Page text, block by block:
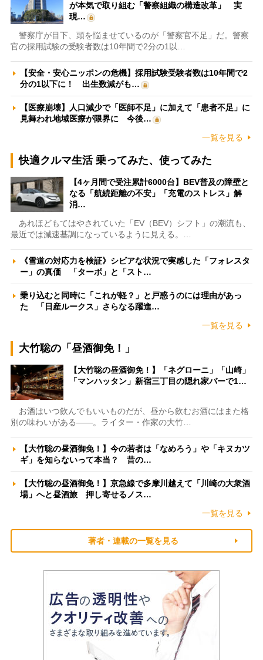
が本気で取り組む「警察組織の構造改革」 実
現…
警察庁が目下、頭を悩ませているのが「警察官不足」だ。警察
官の採用試験の受験者数は10年間で2分の1以…
【安全・安心ニッポンの危機】採用試験受験者数は10年間で2
分の1以下に！ 出生数減がも…
【医療崩壊】人口減少で「医師不足」に加えて「患者不足」に
見舞われ地域医療が限界に 今後…
一覧を見る
快適クルマ生活 乗ってみた、使ってみた
【4ヶ月間で受注累計6000台】BEV普及の障壁と
なる「航続距離の不安」「充電のストレス」解
消…
あれほどもてはやされていた「EV（BEV）シフト」の潮流も、
最近では減速基調になっているように見える。…
《雪道の対応力を検証》シビアな状況で実感した「フォレスタ
ー」の真価 「ターボ」と「スト…
乗り込むと同時に「これが軽？」と戸惑うのには理由があっ
た 「日産ルークス」さらなる躍進…
一覧を見る
大竹聡の「昼酒御免！」
【大竹聡の昼酒御免！】「ネグローニ」「山崎」
「マンハッタン」新宿三丁目の隠れ家バーで1…
お酒はいつ飲んでもいいものだが、昼から飲むお酒にはまた格
別の味わいがある――。ライター・作家の大竹…
【大竹聡の昼酒御免！】今の若者は「なめろう」や「キヌカツ
ギ」を知らないって本当？ 昔の…
【大竹聡の昼酒御免！】京急線で多摩川越えて「川崎の大衆酒
場」へと昼酒旅 押し寄せるノス…
一覧を見る
著者・連載の一覧を見る